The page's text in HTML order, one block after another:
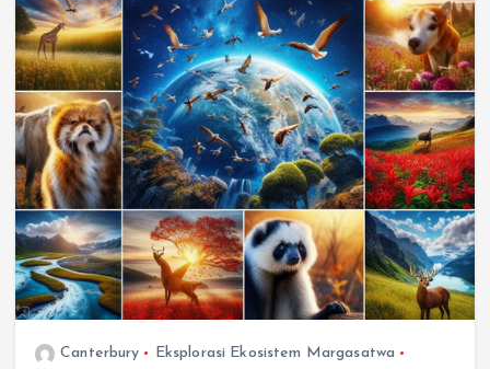
Canterbury
Eksplorasi Ekosistem Margasatwa